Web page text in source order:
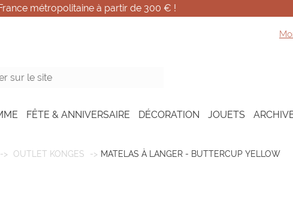
métropolitaine à partir de 300 € !
FÊTE & ANNIVERSAIRE DÉCORATION JOUETS
OUTLET KONGES MATELAS À LANGER - BUTTERCUP YELLOW